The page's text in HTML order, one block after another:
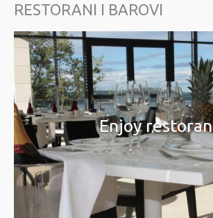
RESTORANI I BAROVI
Enjoy restoran